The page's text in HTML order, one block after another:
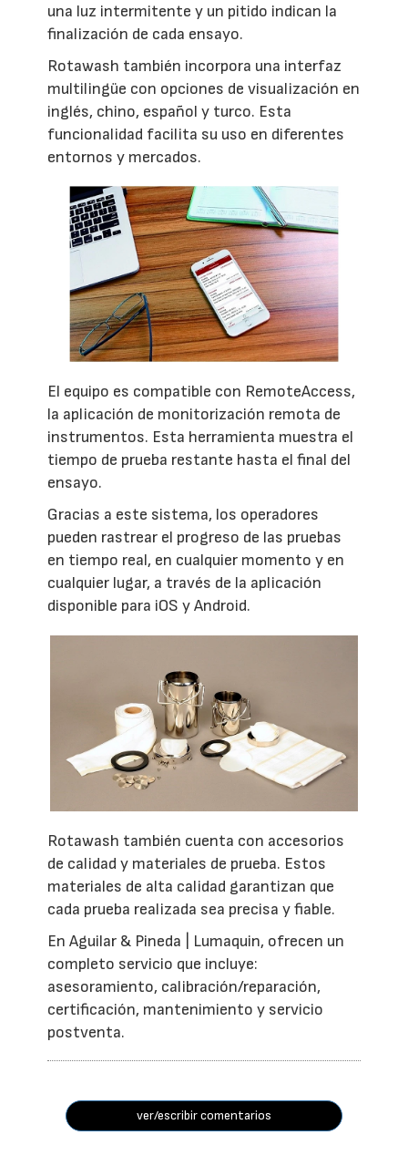
una luz intermitente y un pitido indican la
finalización de cada ensayo.
Rotawash también incorpora una interfaz
multilingüe con opciones de visualización en
inglés, chino, español y turco. Esta
funcionalidad facilita su uso en diferentes
entornos y mercados.
El equipo es compatible con RemoteAccess,
la aplicación de monitorización remota de
instrumentos. Esta herramienta muestra el
tiempo de prueba restante hasta el final del
ensayo.
Gracias a este sistema, los operadores
pueden rastrear el progreso de las pruebas
en tiempo real, en cualquier momento y en
cualquier lugar, a través de la aplicación
disponible para iOS y Android.
Rotawash también cuenta con accesorios
de calidad y materiales de prueba. Estos
materiales de alta calidad garantizan que
cada prueba realizada sea precisa y fiable.
En Aguilar & Pineda | Lumaquin, ofrecen un
completo servicio que incluye:
asesoramiento, calibración/reparación,
certificación, mantenimiento y servicio
postventa.
ver/escribir comentarios